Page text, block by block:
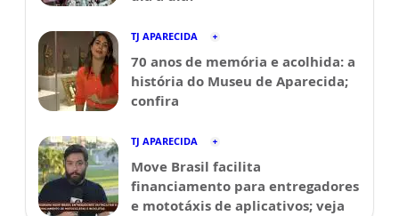
TJ APARECIDA
70 anos de memória e acolhida: a
história do Museu de Aparecida;
confira
TJ APARECIDA
Move Brasil facilita
financiamento para entregadores
e mototáxis de aplicativos; veja